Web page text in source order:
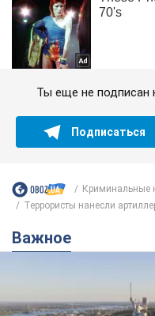
Ты еще не подписан
Подписаться
Криминальные
Террористы нанесли
Важное